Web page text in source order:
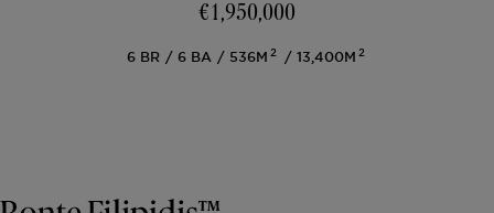
€1,950,000
6 BR 6 BA 536M2 13,400M2